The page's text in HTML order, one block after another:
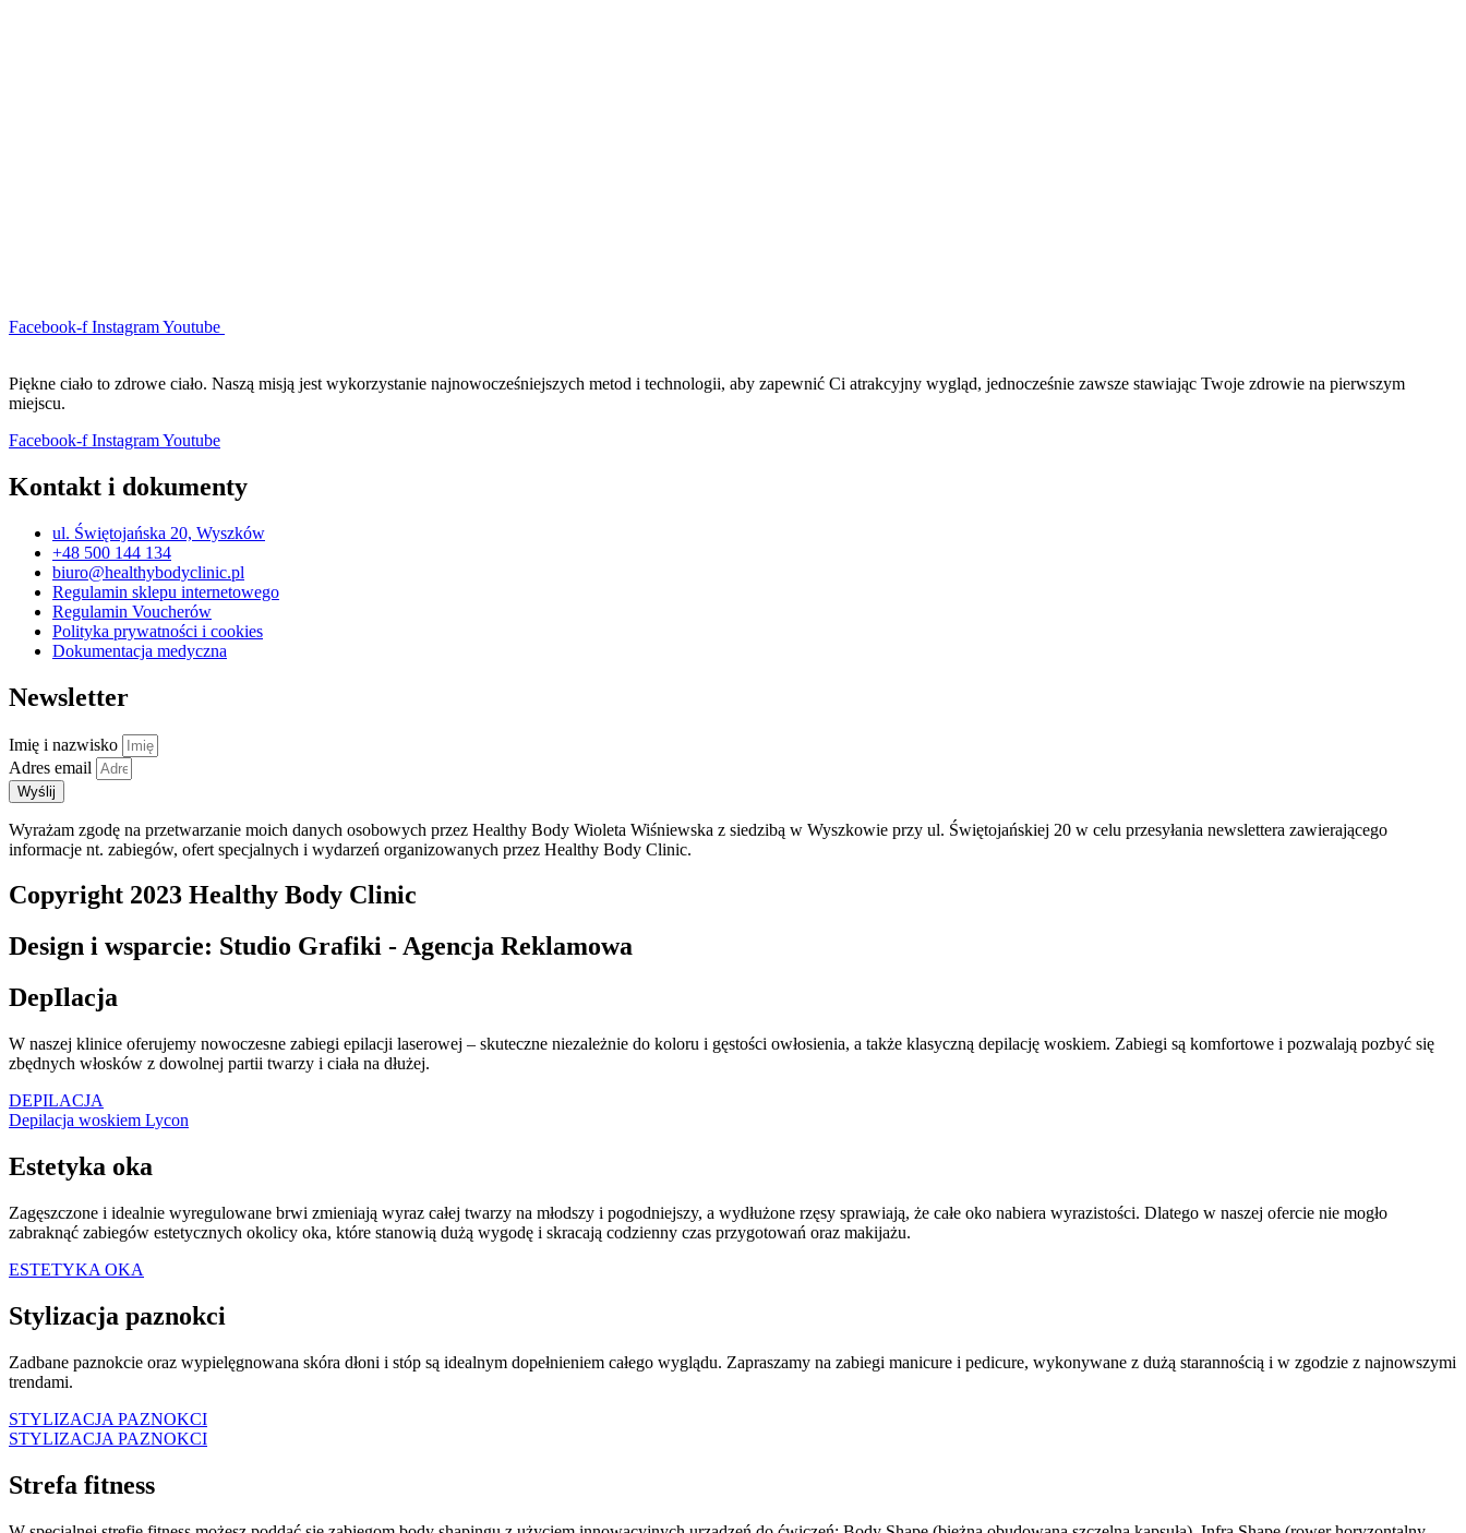
Facebook-f InstagramYoutube
Piękne ciało to zdrowe ciało. Naszą misją jest wykorzystanie najnowocześniejszych metod i technologii, aby zapewnić Ci atrakcyjny wygląd, jednocześnie zawsze stawiając Twoje zdrowie na pierwszym
miejscu.
Facebook-f InstagramYoutube
Kontakt i dokumenty
ul. Świętojańska 20, Wyszków
+48 500 144 134
biuro@healthybodyclinic.pl
Regulamin sklepu internetowego
Regulamin Voucherów
Polityka prywatności i cookies
Dokumentacja medyczna
Newsletter
Imię i nazwisko
Adres email
Wyślij
Wyrażam zgodę na przetwarzanie moich danych osobowych przez Healthy Body Wioleta Wiśniewska z siedzibą w Wyszkowie przy ul. Świętojańskiej 20 w celu przesyłania newslettera zawierającego
informacje nt. zabiegów, ofert specjalnych i wydarzeń organizowanych przez Healthy Body Clinic.
Copyright 2023 Healthy Body Clinic
Design i wsparcie: Studio Grafiki - Agencja Reklamowa
DepIlacja
W naszej klinice oferujemy nowoczesne zabiegi epilacji laserowej – skuteczne niezależnie do koloru i gęstości owłosienia, a także klasyczną depilację woskiem. Zabiegi są komfortowe i pozwalają pozbyć się
zbędnych włosków z dowolnej partii twarzy i ciała na dłużej.
DEPILACJA
Depilacja woskiem Lycon
Estetyka oka
Zagęszczone i idealnie wyregulowane brwi zmieniają wyraz całej twarzy na młodszy i pogodniejszy, a wydłużone rzęsy sprawiają, że całe oko nabiera wyrazistości. Dlatego w naszej ofercie nie mogło
zabraknąć zabiegów estetycznych okolicy oka, które stanowią dużą wygodę i skracają codzienny czas przygotowań oraz makijażu.
ESTETYKA OKA
Stylizacja paznokci
Zadbane paznokcie oraz wypielęgnowana skóra dłoni i stóp są idealnym dopełnieniem całego wyglądu. Zapraszamy na zabiegi manicure i pedicure, wykonywane z dużą starannością i w zgodzie z najnowszymi
trendami.
STYLIZACJA PAZNOKCI
STYLIZACJA PAZNOKCI
Strefa fitness